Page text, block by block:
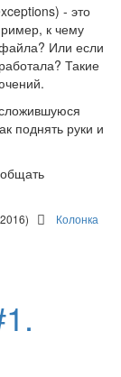
- это
к чему
Или если
Такие
поднять руки и
Колонка